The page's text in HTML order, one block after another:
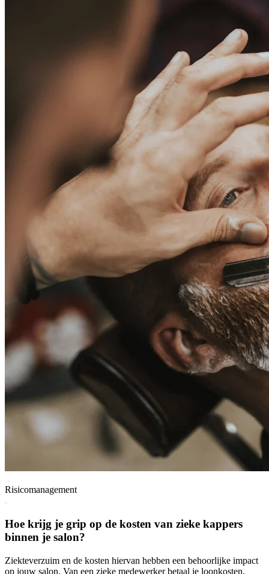
Risicomanagement
Hoe krijg je grip op de kosten van zieke kappers
binnen je salon?
Ziekteverzuim en de kosten hiervan hebben een behoorlijke impact
op jouw salon. Van een zieke medewerker betaal je loonkosten,